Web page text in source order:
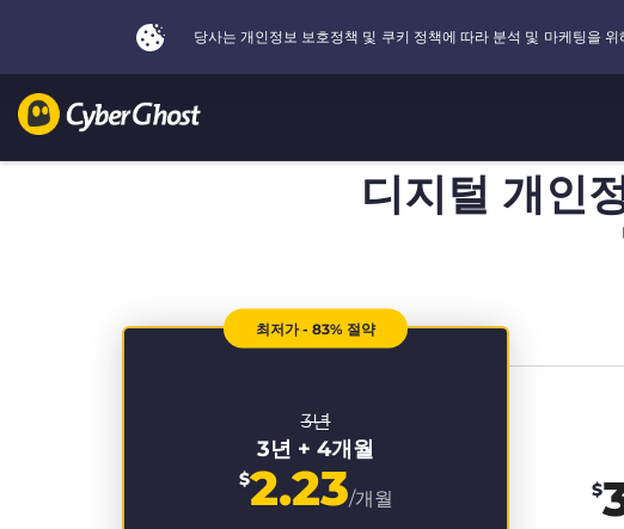
디지털 개인
최저가 - 83% 절약
3년
3년 + 4개월
$2.23/개월 $